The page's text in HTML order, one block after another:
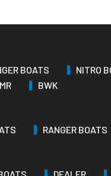
BOATS NITRO
BWK
RANGER BOATS